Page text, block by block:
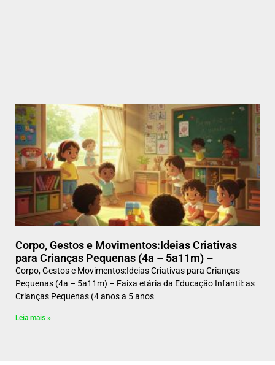
Corpo, Gestos e Movimentos:Ideias Criativas
para Crianças Pequenas (4a – 5a11m) –
Corpo, Gestos e Movimentos:Ideias Criativas para Crianças
Pequenas (4a – 5a11m) – Faixa etária da Educação Infantil: as
Crianças Pequenas (4 anos a 5 anos
Leia mais »